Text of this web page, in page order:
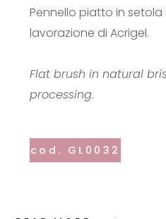
Pennello piatto in
lavorazione di Acrigel.
Flat brush in natural
processing.
cod. GL0032